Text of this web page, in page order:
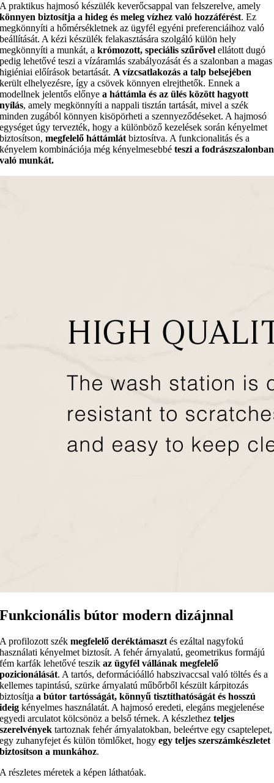
A praktikus hajmosó készülék keverőcsappal van felszerelve, amely
könnyen biztosítja a hideg és meleg vízhez való hozzáférést. Ez
megkönnyíti a hőmérsékletnek az ügyfél egyéni preferenciáihoz való
beállítását. A kézi készülék felakasztására szolgáló külön hely
megkönnyíti a munkát, akrómozott, speciális szűrővel ellátott dugó
pedig lehetővé teszi a vízáramlás szabályozását és a szalonban a magas
higiéniai előírások betartását. A vízcsatlakozás a talp belsejében
került elhelyezésre, így a csövek könnyen elrejthetők. Ennek a
modellnek jelentős előnyea háttámla és az ülés között hagyott
nyílás, amely megkönnyíti a nappali tisztán tartását, mivel a szék
minden zugából könnyen kisöpörheti a szennyeződéseket. A hajmosó
egységet úgy tervezték, hogy a különböző kezelések során kényelmet
biztosítson,megfelelő háttámlát biztosítva. A funkcionalitás és a
kényelem kombinációja még kényelmesebbé teszi a fodrászszalonban
való munkát.
Funkcionális bútor modern dizájnnal
A profilozott székmegfelelő deréktámaszt és ezáltal nagyfokú
használati kényelmet biztosít. A fehér árnyalatú, geometrikus formájú
fém karfák lehetővé teszikaz ügyfél vállának megfelelő
pozicionálását. A tartós, deformációálló habszivaccsal való töltés és a
kellemes tapintású, szürke árnyalatú műbőrből készült kárpitozás
biztosítja a bútor tartósságát, könnyű tisztíthatóságát és hosszú
ideig kényelmes használatát. A hajmosó eredeti, elegáns megjelenése
egyedi arculatot kölcsönöz a belső térnek. A készlethezteljes
szerelvények tartoznak fehér árnyalatokban, beleértve egy csaptelepet,
egy zuhanyfejet és külön tömlőket, hogyegy teljes szerszámkészletet
biztosítson a munkához.
A részletes méretek a képen láthatóak.